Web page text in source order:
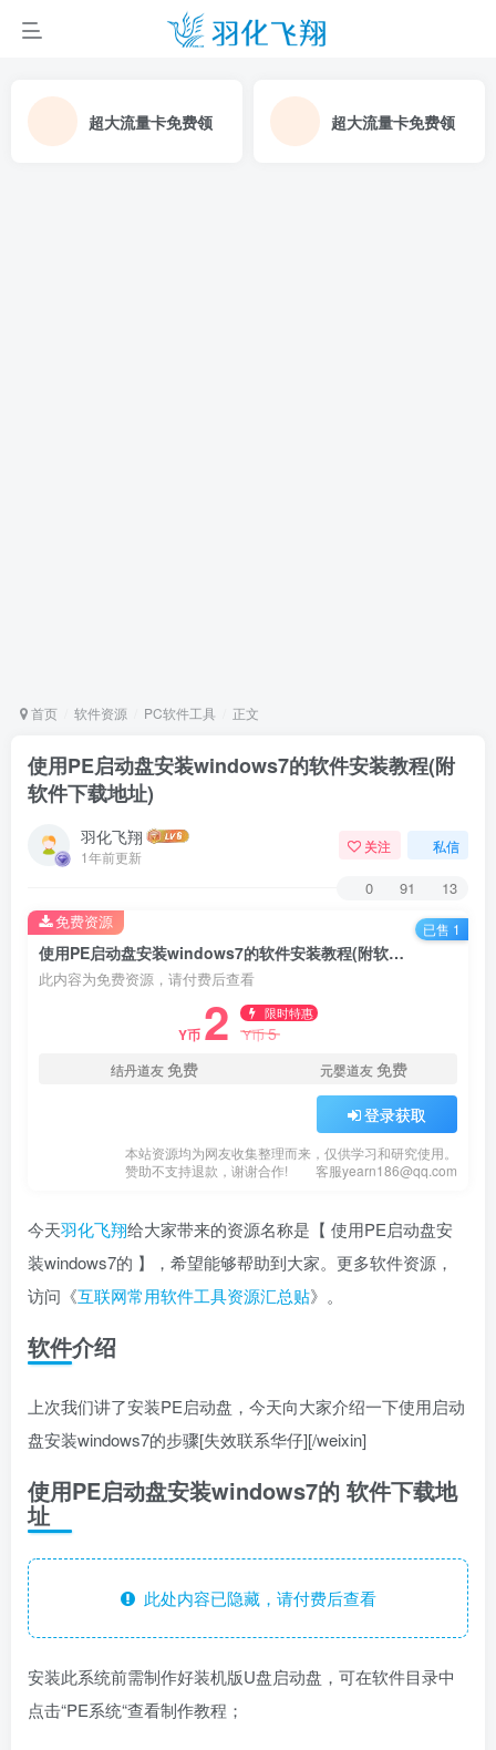
超大流量卡免费领 超大流量卡免费领
首页 软件资源 PC软件工具 正文
使用PE启动盘安装windows7的软件安装教程(附
软件下载地址)
羽化飞翔
1年前更新
关注 私信
0 91 13
使用PE启动盘安装windows7的软件安装教程(附软件下载地址)
此内容为免费资源，请付费后查看
Y币 2 限时特惠
Y币5
结丹道友免费 元婴道友免费
登录获取
本站资源均为网友收集整理而来，仅供学习和研究使用。
赞助不支持退款，谢谢合作!
客服yearn186@qq.com
免费资源 已售 1
今天羽化飞翔给大家带来的资源名称是【 使用PE启动盘安
装windows7的 】，希望能够帮助到大家。更多软件资源，
访问《互联网常用软件工具资源汇总贴》。
软件介绍
上次我们讲了安装PE启动盘，今天向大家介绍一下使用启动
盘安装windows7的步骤[失效联系华仔][/weixin]
使用PE启动盘安装windows7的 软件下载地
址
此处内容已隐藏，请付费后查看
安装此系统前需制作好装机版U盘启动盘，可在软件目录中
点击“PE系统“查看制作教程；